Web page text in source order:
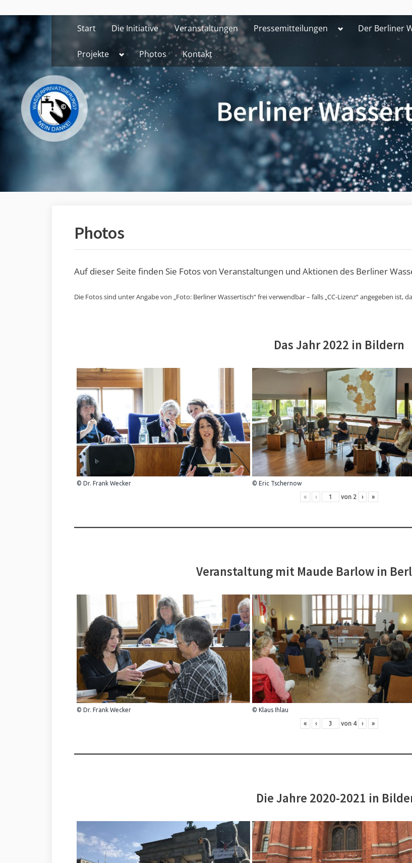
to
content
Start Die Initiative Veranstaltungen Pressemitteilungen ToggleDer Berliner
Projekte Toggle
menu
Photos Kontakt
Photos
Auf dieser Seite finden Sie Fotos von Veranstaltungen und Aktionen des Berliner
Die Fotos sind unter Angabe von „Foto: Berliner Wassertisch“ frei verwendbar – falls „CC-Lizenz“ angegeben ist,
Das Jahr 2022 in Bildern
© Dr. Frank Wecker © Eric Tschernow
« ‹ von 2 › »
Veranstaltung mit Maude Barlow in
© Dr. Frank Wecker © Klaus Ihlau
« ‹ von 4 › »
Die Jahre 2020-2021 in